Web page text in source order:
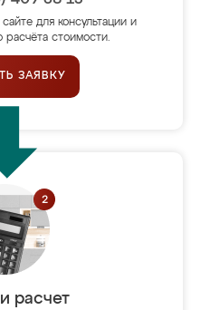
для консультации и
расчёта стоимости.
ЗАЯВКУ
расчет